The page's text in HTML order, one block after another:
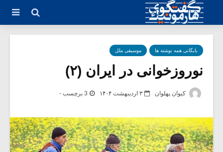
بایگانی همه نوشته ها موسیقی ملل
نوروزخوانی در ایران (۲)
کیوان پهلوان ۳ اردیبهشت ۱۴۰۴ 3 برچسب -